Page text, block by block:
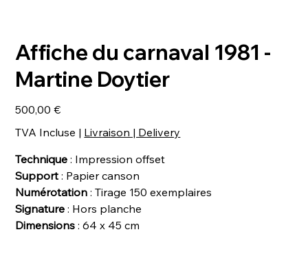
Affiche du carnaval 1981 -
Martine Doytier
500,00 €
TVA Incluse | Livraison | Delivery
Technique : Impression offset
Support : Papier canson
Numérotation : Tirage 150 exemplaires
Signature : Hors planche
Dimensions : 64 x 45 cm